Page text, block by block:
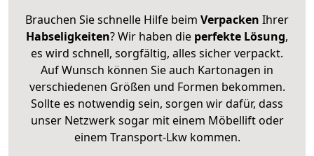
Brauchen Sie schnelle Hilfe beim Verpacken Ihrer
Habseligkeiten? Wir haben die perfekte Lösung,
es wird schnell, sorgfältig, alles sicher verpackt.
Auf Wunsch können Sie auch Kartonagen in
verschiedenen Größen und Formen bekommen.
Sollte es notwendig sein, sorgen wir dafür, dass
unser Netzwerk sogar mit einem Möbellift oder
einem Transport-Lkw kommen.